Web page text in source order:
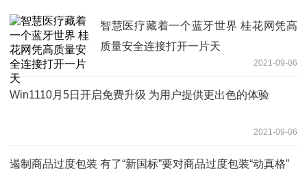
智慧医疗藏着一个蓝牙世界 桂花网凭高
质量安全连接打开一片天
2021-09-06
Win1110月5日开启免费升级 为用户提供更出色的体验
2021-09-06
遏制商品过度包装 有了“新国标”要对商品过度包装“动真格”